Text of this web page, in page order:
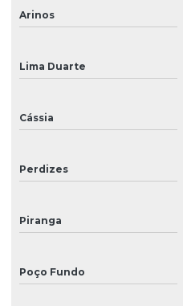
Arinos
Lima Duarte
Cássia
Perdizes
Piranga
Poço Fundo